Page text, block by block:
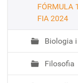
FÓRMULA
FIA 2024
Biologia
Filosofia